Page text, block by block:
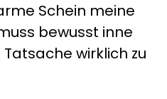
Schein meine
bewusst inne
wirklich zu